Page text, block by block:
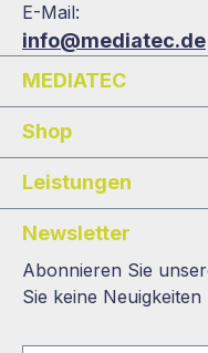
E-Mail:
info@mediatec.de
MEDIATEC
Shop
Leistungen
Newsletter
Abonnieren Sie
Sie keine Neuigkeiten